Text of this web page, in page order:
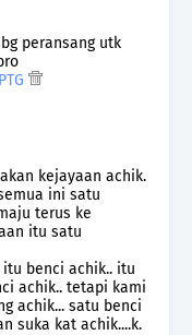
peransang utk
kejayaan achik.
ini satu
terus ke
itu satu
benci achik.. itu
achik.. tetapi kami
achik... satu benci
suka kat achik....k.